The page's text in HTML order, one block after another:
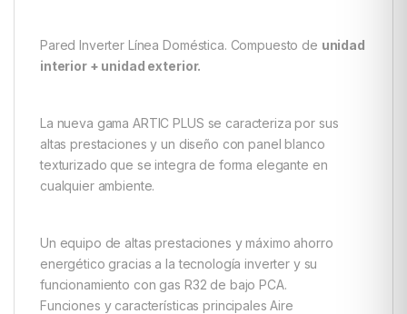
Pared Inverter Línea Doméstica. Compuesto de unidad
interior + unidad exterior.
La nueva gama ARTIC PLUS se caracteriza por sus
altas prestaciones y un diseño con panel blanco
texturizado que se integra de forma elegante en
cualquier ambiente.
Un equipo de altas prestaciones y máximo ahorro
energético gracias a la tecnología inverter y su
funcionamiento con gas R32 de bajo PCA.
Funciones y características principales Aire